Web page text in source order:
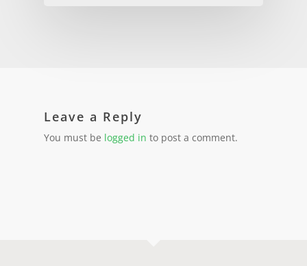
Leave a Reply
You must be logged in to post a comment.